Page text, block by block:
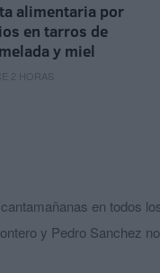
alimentaria por
en tarros de
y miel
2 HORAS
en todos
y Pedro Sanchez